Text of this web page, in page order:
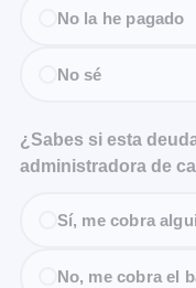
No la he pagado
No sé
¿Sabes si esta
administradora de
Sí, me cobra
No, me cobra el